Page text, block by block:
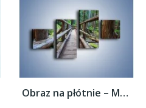
Obraz na płótnie – Mostek z drewnianych...